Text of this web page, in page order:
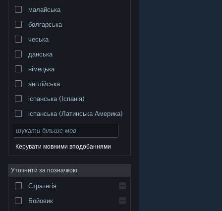
© Valve Corporation. Усі права захищено. Усі
Юридична інформація
підписника Steam
cookie
малайська
болгарська
чеська
данська
німецька
англійська
іспанська (Іспанія)
іспанська (Латинська Америка)
Керувати мовними вподобаннями
Уточнити за позначкою
Стратегія
Бойовик